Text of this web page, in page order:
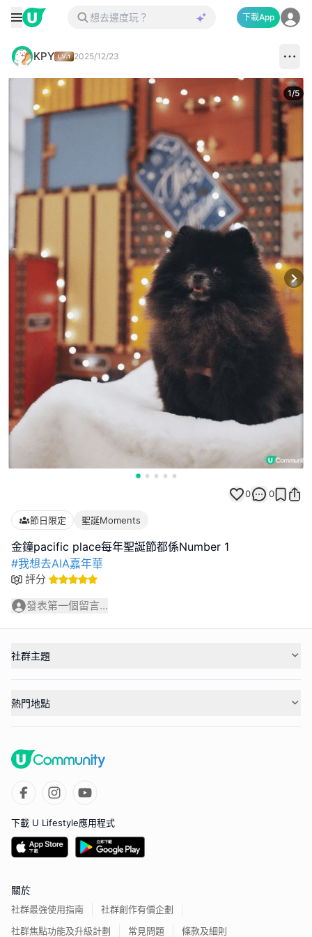
下載App
KPY 2025/12/23
1/5
0 0
節日限定 聖誕Moments
#我想去AIA嘉年華
評分
發表第一個留言...
社群主題
熱門地點
下載 U Lifestyle應用程式
關於
社群最強使用指南
社群創作有價企劃
社群焦點功能及升級計劃
常見問題 條款及細則